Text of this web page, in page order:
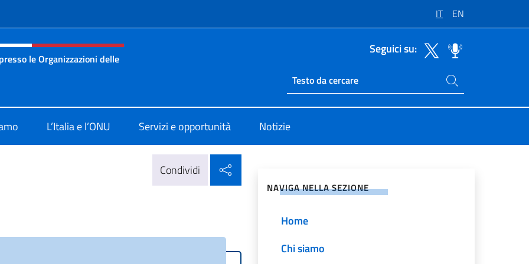
IT EN
le Organizzazioni delle
d’Italia presso le Organizzazioni delle Nazioni Unite Roma
Seguici su:
Ricerca sito live
Cerca nel sito
L’Italia e l’ONU Servizi e opportunità Notizie
Condividi
NAVIGA NELLA SEZIONE
Home
Chi siamo